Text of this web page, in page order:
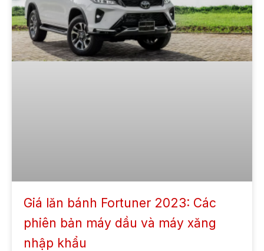
Giá lăn bánh Fortuner 2023: Các
phiên bản máy dầu và máy xăng
nhập khẩu